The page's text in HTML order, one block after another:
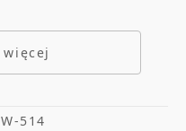
więcej
514